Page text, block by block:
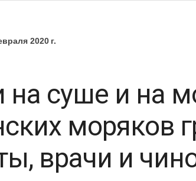
2020 г.
на суше и на
моряков
врачи и